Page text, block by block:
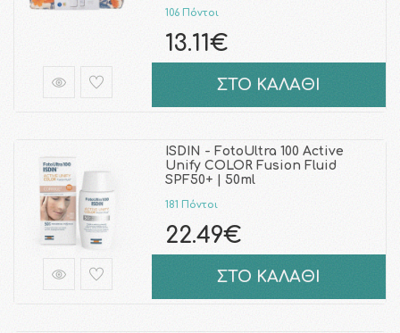
106 Πόντοι
13.11€
ΣΤΟ ΚΑΛΑΘΙ
ISDIN - FotoUltra 100 Active
Unify COLOR Fusion Fluid
SPF50+ | 50ml
181 Πόντοι
22.49€
ΣΤΟ ΚΑΛΑΘΙ